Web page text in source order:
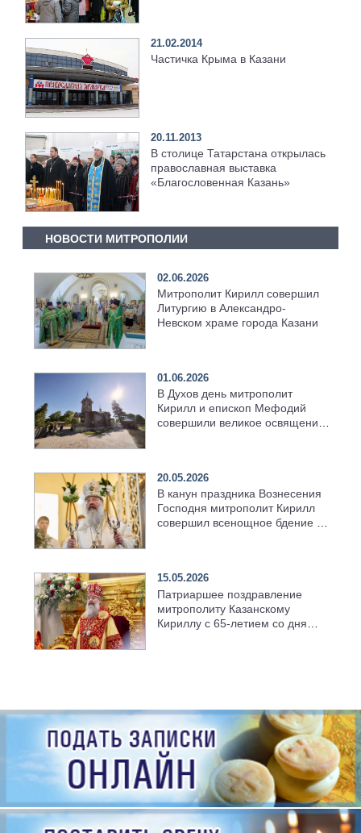
21.02.2014
Частичка Крыма в Казани
20.11.2013
В столице Татарстана открылась
православная выставка
«Благословенная Казань»
НОВОСТИ МИТРОПОЛИИ
02.06.2026
Митрополит Кирилл совершил
Литургию в Александро-
Невском храме города Казани
01.06.2026
В Духов день митрополит
Кирилл и епископ Мефодий
совершили великое освящение
20.05.2026
В канун праздника Вознесения
Господня митрополит Кирилл
совершил всенощное бдение в
15.05.2026
Патриаршее поздравление
митрополиту Казанскому
Кириллу с 65-летием со дня